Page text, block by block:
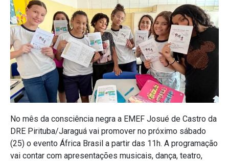
No mês da consciência negra a EMEF Josué de Castro da
DRE Pirituba/Jaraguá vai promover no próximo sábado
(25) o evento África Brasil a partir das 11h. A programação
vai contar com apresentações musicais, dança, teatro,